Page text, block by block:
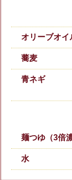
オリーブオイ
蕎麦
青ネギ
麺つゆ（3倍
水